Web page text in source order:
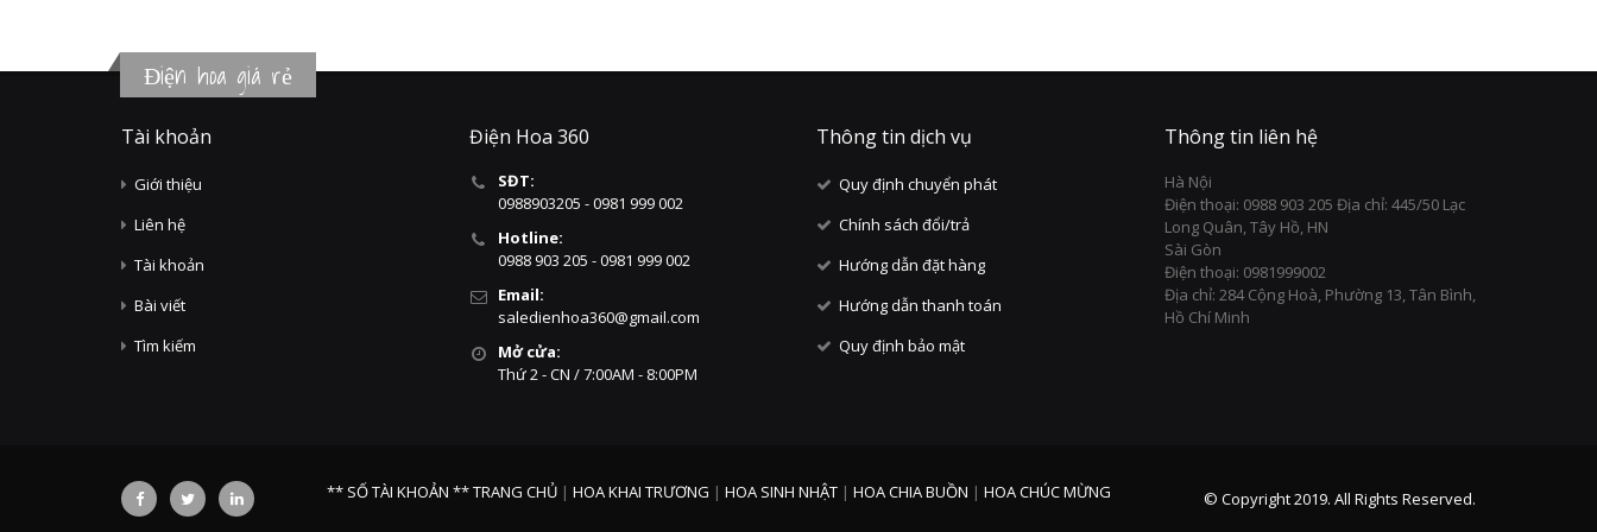
Điện hoa giá rẻ
Tài khoản
Giới thiệu
Liên hệ
Tài khoản
Bài viết
Tìm kiếm
Điện Hoa 360
SĐT:
0988903205 - 0981 999 002
Hotline:
0988 903 205 - 0981 999 002
Email:
saledienhoa360@gmail.com
Mở cửa:
Thứ 2 - CN / 7:00AM - 8:00PM
Thông tin dịch vụ
Quy định chuyển phát
Chính sách đổi/trả
Hướng dẫn đặt hàng
Hướng dẫn thanh toán
Quy định bảo mật
Thông tin liên hệ
Hà Nội
Điện thoại: 0988 903 205 Địa chỉ: 445/50 Lạc
Long Quân, Tây Hồ, HN
Sài Gòn
Điện thoại: 0981999002
Địa chỉ: 284 Cộng Hoà, Phường 13, Tân Bình,
Hồ Chí Minh
** SỐ TÀI KHOẢN **TRANG CHỦ | HOA KHAI TRƯƠNG | HOA SINH NHẬT | HOA CHIA BUỒN | HOA CHÚC MỪNG © Copyright 2019. All Rights Reserved.